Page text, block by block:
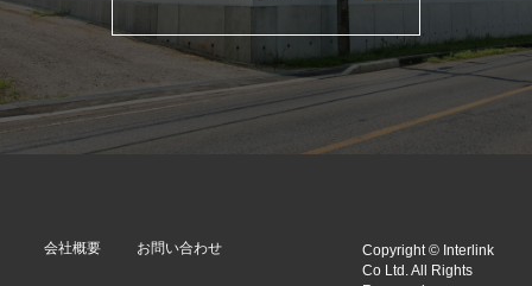
会社概要 お問い合わせ
Copyright © Interlink
Co Ltd. All Rights